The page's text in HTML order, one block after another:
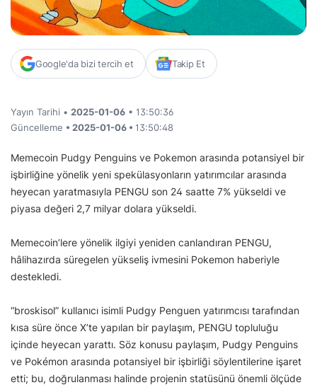
Google'da bizi tercih et Takip Et
Yayın Tarihi • 2025-01-06 • 13:50:36
Güncelleme • 2025-01-06 • 13:50:48
Memecoin Pudgy Penguins ve Pokemon arasında potansiyel bir
işbirliğine yönelik yeni spekülasyonların yatırımcılar arasında
heyecan yaratmasıyla PENGU son 24 saatte 7% yükseldi ve
piyasa değeri 2,7 milyar dolara yükseldi.
Memecoin’lere yönelik ilgiyi yeniden canlandıran PENGU,
hâlihazırda süregelen yükseliş ivmesini Pokemon haberiyle
destekledi.
“broskisol” kullanıcı isimli Pudgy Penguen yatırımcısı tarafından
kısa süre önce X’te yapılan bir paylaşım, PENGU topluluğu
içinde heyecan yarattı. Söz konusu paylaşım, Pudgy Penguins
ve Pokémon arasında potansiyel bir işbirliği söylentilerine işaret
etti; bu, doğrulanması halinde projenin statüsünü önemli ölçüde